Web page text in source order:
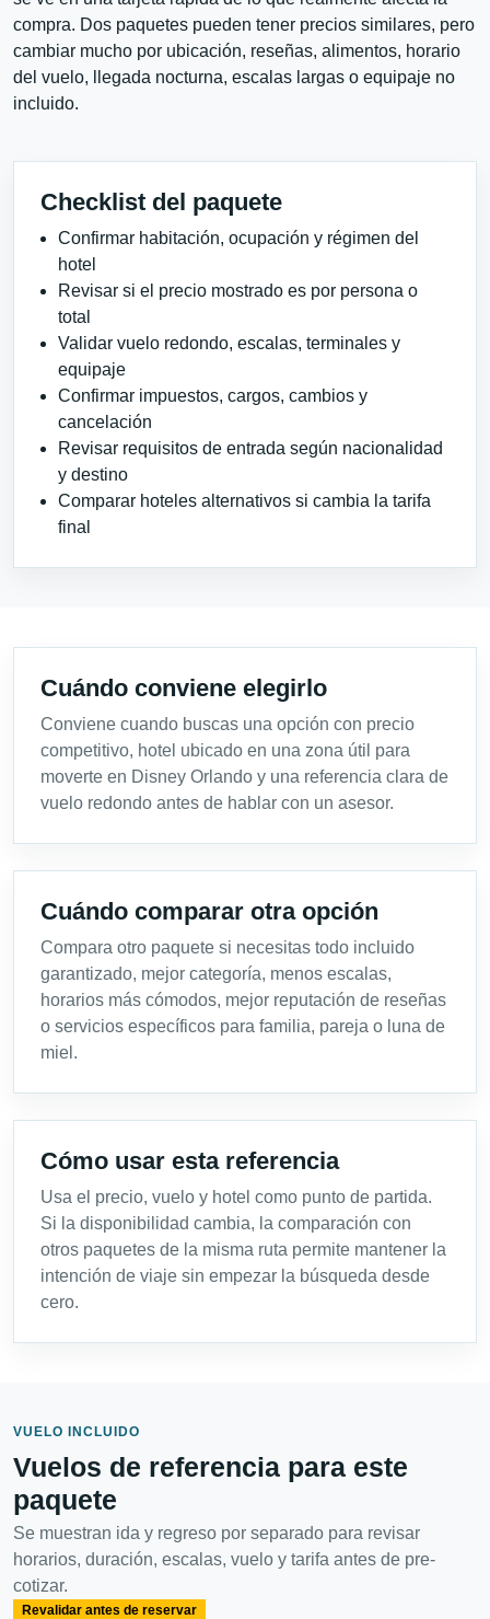
compra. Dos paquetes pueden tener precios similares, pero
cambiar mucho por ubicación, reseñas, alimentos, horario
del vuelo, llegada nocturna, escalas largas o equipaje no
incluido.
Checklist del paquete
Confirmar habitación, ocupación y régimen del
hotel
Revisar si el precio mostrado es por persona o
total
Validar vuelo redondo, escalas, terminales y
equipaje
Confirmar impuestos, cargos, cambios y
cancelación
Revisar requisitos de entrada según nacionalidad
y destino
Comparar hoteles alternativos si cambia la tarifa
final
Cuándo conviene elegirlo
Conviene cuando buscas una opción con precio
competitivo, hotel ubicado en una zona útil para
moverte en Disney Orlando y una referencia clara de
vuelo redondo antes de hablar con un asesor.
Cuándo comparar otra opción
Compara otro paquete si necesitas todo incluido
garantizado, mejor categoría, menos escalas,
horarios más cómodos, mejor reputación de reseñas
o servicios específicos para familia, pareja o luna de
miel.
Cómo usar esta referencia
Usa el precio, vuelo y hotel como punto de partida.
Si la disponibilidad cambia, la comparación con
otros paquetes de la misma ruta permite mantener la
intención de viaje sin empezar la búsqueda desde
cero.
VUELO INCLUIDO
Vuelos de referencia para este
paquete
Se muestran ida y regreso por separado para revisar
horarios, duración, escalas, vuelo y tarifa antes de pre-
cotizar.
Revalidar antes de reservar